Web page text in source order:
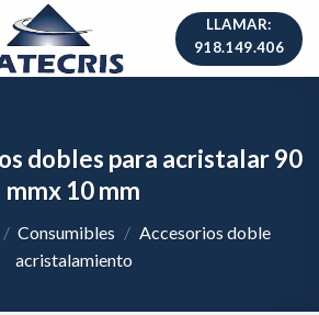
LLAMAR:
918.149.406
dobles para acristalar 90
mmx 10 mm
/ Consumibles / Accesorios doble
acristalamiento